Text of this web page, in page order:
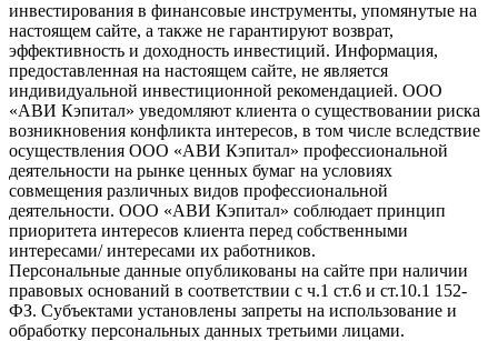
инвестирования в финансовые инструменты, упомянутые на
настоящем сайте, а также не гарантируют возврат,
эффективность и доходность инвестиций. Информация,
предоставленная на настоящем сайте, не является
индивидуальной инвестиционной рекомендацией. ООО
«АВИ Кэпитал» уведомляют клиента о существовании риска
возникновения конфликта интересов, в том числе вследствие
осуществления ООО «АВИ Кэпитал» профессиональной
деятельности на рынке ценных бумаг на условиях
совмещения различных видов профессиональной
деятельности. ООО «АВИ Кэпитал» соблюдает принцип
приоритета интересов клиента перед собственными
интересами/ интересами их работников.
Персональные данные опубликованы на сайте при наличии
правовых оснований в соответствии с ч.1 ст.6 и ст.10.1 152-
ФЗ. Субъектами установлены запреты на использование и
обработку персональных данных третьими лицами.